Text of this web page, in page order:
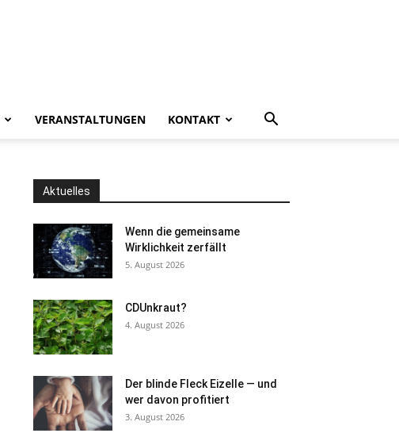
VERANSTALTUNGEN KONTAKT
Aktuelles
Wenn die gemeinsame
Wirklichkeit zerfällt
5. August 2026
CDUnkraut?
4. August 2026
Der blinde Fleck Eizelle — und
wer davon profitiert
3. August 2026